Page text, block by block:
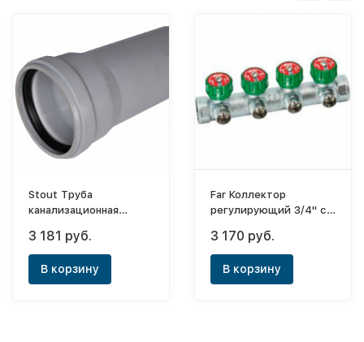
Stout Труба
канализационная
2000 мм
3 181 руб.
В корзину
Far Коллектор
регулирующий 3/4" с
3 170 руб.
В корзину